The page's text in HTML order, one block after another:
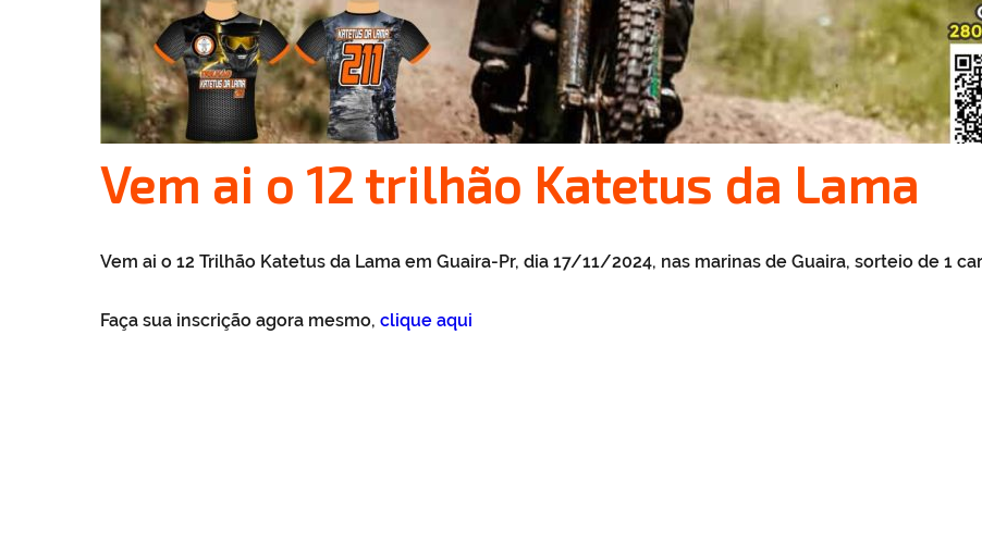
Vem ai o 12 trilhão Katetus da Lama
Vem ai o 12 Trilhão Katetus da Lama em Guaira-Pr, dia 17/11/2024, nas marinas de Guaira, sorteio de 1
Faça sua inscrição agora mesmo, clique aqui